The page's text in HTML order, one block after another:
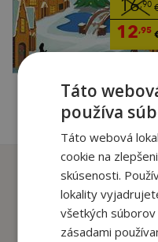
16,90
12,95
Zákazníci,
tento titul
Táto
používa
Táto webová
cookie na
skúsenosti.
lokality
všetkých súborov
zásadami